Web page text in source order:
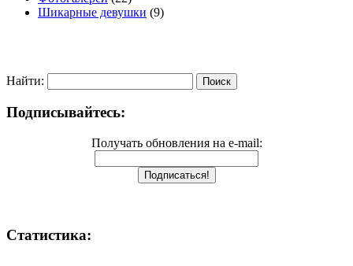
Шикарные девушки (9)
Найти:
Подписывайтесь:
Получать обновления на e-mail:
Статистика: